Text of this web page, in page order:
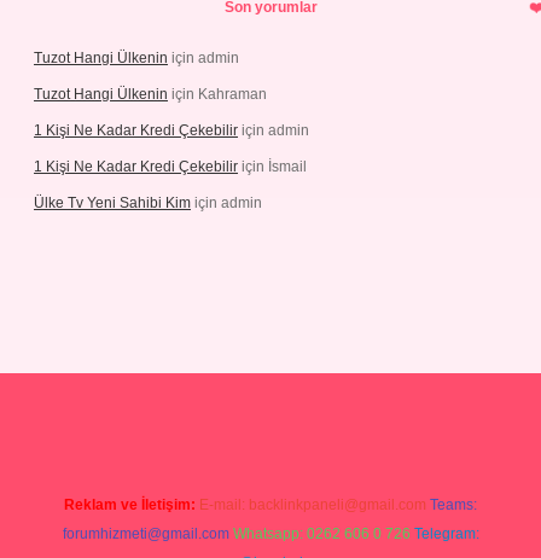
Son yorumlar
Tuzot Hangi Ülkenin için admin
Tuzot Hangi Ülkenin için Kahraman
1 Kişi Ne Kadar Kredi Çekebilir için admin
1 Kişi Ne Kadar Kredi Çekebilir için İsmail
Ülke Tv Yeni Sahibi Kim için admin
Reklam ve İletişim: E-mail: backlinkpaneli@gmail.com Teams:
forumhizmeti@gmail.com Whatsapp: 0262 606 0 726 Telegram: